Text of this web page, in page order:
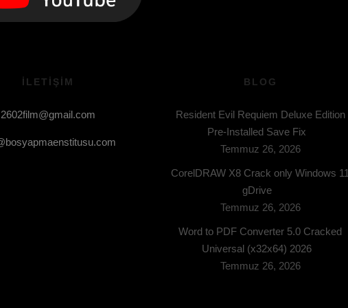
ILETIŞIM
2602film@gmail.com
BLOG
Resident Evil Requiem Deluxe Edition
Pre-Installed Save Fix
Temmuz 26, 2026
CorelDRAW X8 Crack only Windows 11
gDrive
Temmuz 26, 2026
Word to PDF Converter 5.0 Cracked
Universal (x32x64) 2026
Temmuz 26, 2026